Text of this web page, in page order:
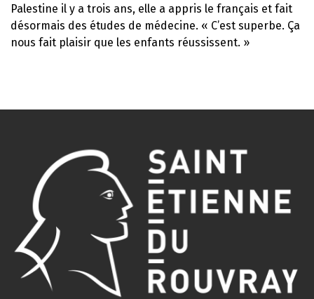
Palestine il y a trois ans, elle a appris le français et fait
désormais des études de médecine. « C’est superbe. Ça
nous fait plaisir que les enfants réussissent. »